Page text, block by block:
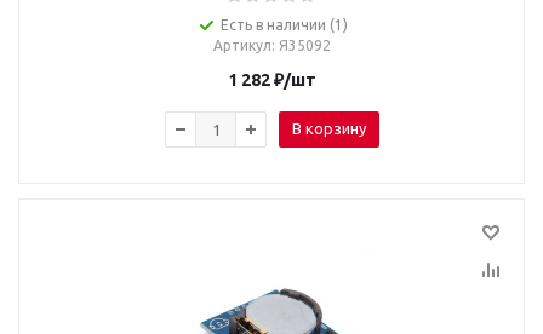
Есть в наличии (1)
Артикул: Я35092
1 282₽/шт
В корзину